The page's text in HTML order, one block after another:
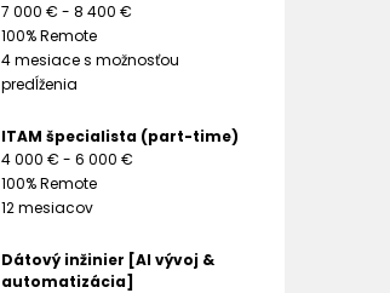
7 000 € - 8 400 €
100% Remote
4 mesiace s možnosťou
predĺženia
ITAM špecialista (part-time)
4 000 € - 6 000 €
100% Remote
12 mesiacov
Dátový inžinier [AI vývoj &
automatizácia]